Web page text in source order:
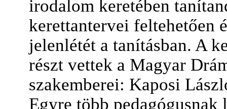
irodalom keretében
kerettantervei feltehetően
jelenlétét a tanításban. A
részt vettek a Magyar
szakemberei: Kaposi
Egyre több pedagógusnak